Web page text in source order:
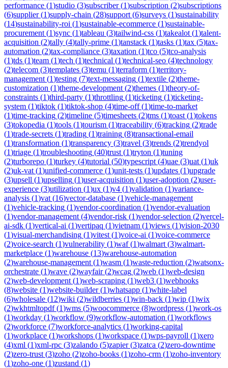
performance (1)studio (3)subscriber(1)subscription (2)subscriptions
(6)supplier(1)supply-chain (28)support (6)surveys (1)sustainability
(14)sustainability-roi (1)sustainable-ecommerce (1)sustainable-
procurement (1)sync (1)tableau (3)tailwind-css (1)takealot (1)talent-
acquisition (2)tally (4)tally-prime (1)tanstack (1)tasks (1)tax (5)tax-
automation (2)tax-compliance (3)taxation (1)tco (5)tco-analysis
(1)tds (1)team (1)tech (1)technical (1)technical-seo (4)technology
(2)telecom (3)templates (3)temu (1)terraform (1)territory-
management (1)testing (7)text-messaging (1)textile (2)theme-
customization (1)theme-development (2)themes (1)theory-of-
constraints (1)third-party (1)throttling (1)ticketing (1)ticketing-
system (1)tiktok (1)tiktok-shop (4)time-off(1)time-to-market
(1)time-tracking (2)timeline (5)timesheets (2)tms (1)toast (1)tokens
(3)tokopedia (1)tools (1)tourism (1)traceability (6)tracking (2)trade
(1)trade-secrets (1)trading (1)training (8)transactional-email
(1)transformation (1)transparency (3)travel (3)trends (2)trendyol
(1)triage (1)troubleshooting (40)trust (1)tryton (1)tuning
(2)turborepo (1)turkey (4)tutorial (50)typescript (4)uae (3)uat (1)uk
(2)uk-vat (1)unified-commerce (1)unit-tests (1)updates (1)upgrade
(3)upsell (1)upselling (1)user-acquisition (1)user-adoption (2)user-
experience (3)utilization (1)ux (1)v4 (1)validation (1)variance-
analysis (1)vat (16)vector-database (1)vehicle-management
(1)vehicle-tracking (1)vendor-coordination (1)vendor-evaluation
(1)vendor-management (4)vendor-risk (1)vendor-selection (2)vercel-
ai-sdk (1)vertical-ai (1)vertipaq (1)vietnam (1)views (1)vision-2030
(1)visual-merchandising (1)vitest (1)voice-ai (1)voice-commerce
(2)voice-search (1)vulnerability (1)waf(1)walmart (3)walmart-
marketplace (1)warehouse (13)warehouse-automation
(2)warehouse-management (1)wasm (1)waste-reduction (2)watsonx-
orchestrate (1)wave (2)wayfair(2)wcag (2)web (1)web-design
(2)web-development (1)web-scraping (1)web3 (1)webhooks
(8)website (1)website-builder(1)whatsapp (1)white-label
(6)wholesale (12)wiki (2)wildberries (1)win-back (1)wip (1)wix
(2)wkhtmltopdf(1)wms (5)woocommerce (8)wordpress (1)work-os
(1)workday (1)workflow (9)workflow-automation (1)workflows
(2)workforce (7)workforce-analytics (1)working-capital
(1)workplace (1)workshops (1)workspace (1)wps-payroll (1)xero
(4)xml (1)xml-rpc (3)zalando (5)zapier(3)zatca (2)zero-downtime
(2)zero-trust (3)zoho (2)zoho-books (1)zoho-crm (1)zoho-inventory
(1)zoho-one (1)zustand (1)